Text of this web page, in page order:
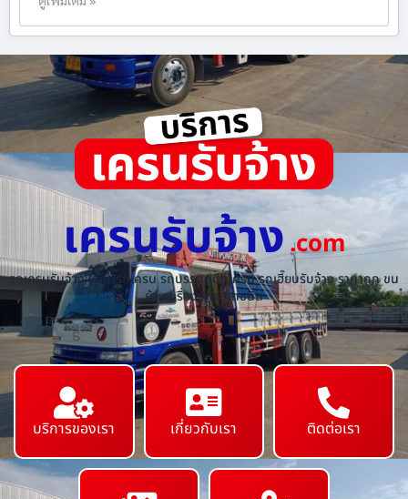
เครนรับจ้าง.com
รถเครนรับจ้าง ให้เช่ารถเครน รถบรรทุกติดเครน รถเฮี๊ยบรับจ้าง ราคาถูก ขน
ย้ายเครื่องจักร ทุกชนิด
บริการของเรา เกี่ยวกับเรา ติดต่อเรา